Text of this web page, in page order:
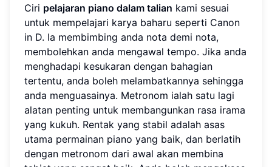
Ciri pelajaran piano dalam talian kami sesuai
untuk mempelajari karya baharu seperti Canon
in D. Ia membimbing anda nota demi nota,
membolehkan anda mengawal tempo. Jika anda
menghadapi kesukaran dengan bahagian
tertentu, anda boleh melambatkannya sehingga
anda menguasainya. Metronom ialah satu lagi
alatan penting untuk membangunkan rasa irama
yang kukuh. Rentak yang stabil adalah asas
utama permainan piano yang baik, dan berlatih
dengan metronom dari awal akan membina